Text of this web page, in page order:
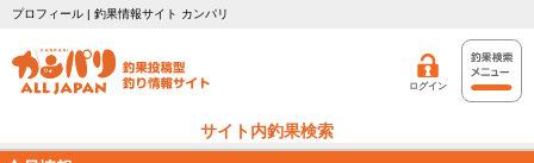
プロフィール | 釣果情報サイト カンパリ
ログイン
サイト内釣果検索